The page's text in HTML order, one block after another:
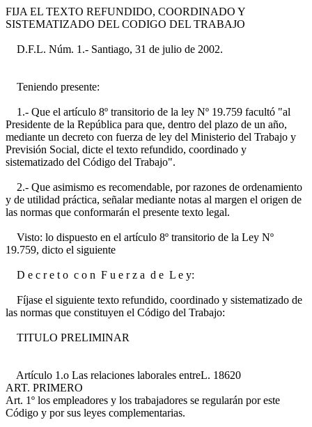
FIJA EL TEXTO REFUNDIDO, COORDINADO Y
SISTEMATIZADO DEL CODIGO DEL TRABAJO
D.F.L. Núm. 1.- Santiago, 31 de julio de 2002.
Teniendo presente:
1.- Que el artículo 8º transitorio de la ley Nº 19.759 facultó "al
Presidente de la República para que, dentro del plazo de un año,
mediante un decreto con fuerza de ley del Ministerio del Trabajo y
Previsión Social, dicte el texto refundido, coordinado y
sistematizado del Código del Trabajo".
2.- Que asimismo es recomendable, por razones de ordenamiento
y de utilidad práctica, señalar mediante notas al margen el origen de
las normas que conformarán el presente texto legal.
Visto: lo dispuesto en el artículo 8º transitorio de la Ley Nº
19.759, dicto el siguiente
D e c r e t o c o n F u e r z a d e L e y:
Fíjase el siguiente texto refundido, coordinado y sistematizado de
las normas que constituyen el Código del Trabajo:
TITULO PRELIMINAR
Artículo 1.o Las relaciones laborales entreL. 18620
ART. PRIMERO
Art. 1º los empleadores y los trabajadores se regularán por este
Código y por sus leyes complementarias.